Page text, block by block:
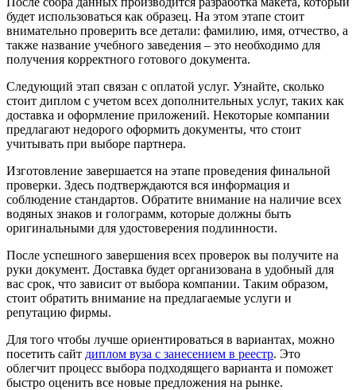
будет использоваться как образец. На этом этапе стоит
внимательно проверить все детали: фамилию, имя, отчество, а
также название учебного заведения – это необходимо для
получения корректного готового документа.
Следующий этап связан с оплатой услуг. Узнайте, сколько
стоит диплом с учетом всех дополнительных услуг, таких как
доставка и оформление приложений. Некоторые компании
предлагают недорого оформить документы, что стоит
учитывать при выборе партнера.
Изготовление завершается на этапе проведения финальной
проверки. Здесь подтверждаются вся информация и
соблюдение стандартов. Обратите внимание на наличие всех
водяных знаков и голограмм, которые должны быть
оригинальными для удостоверения подлинности.
После успешного завершения всех проверок вы получите на
руки документ. Доставка будет организована в удобный для
вас срок, что зависит от выбора компании. Таким образом,
стоит обратить внимание на предлагаемые услуги и
репутацию фирмы.
Для того чтобы лучше ориентироваться в вариантах, можно
посетить сайт диплом вуза с занесением в реестр. Это
облегчит процесс выбора подходящего варианта и поможет
быстро оценить все новые предложения на рынке.